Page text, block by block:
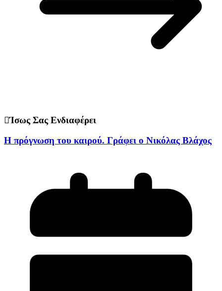
Ίσως Σας Ενδιαφέρει
H πρόγνωση του καιρού. Γράφει ο Νικόλας Βλάχος